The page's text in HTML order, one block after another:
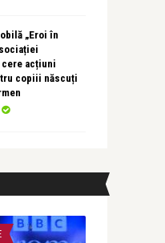
„Eroi în
acțiuni
copiii născuți